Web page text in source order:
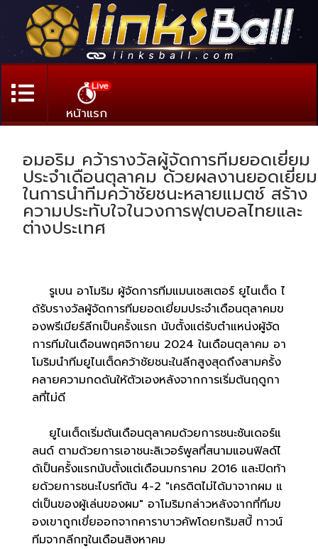
Live
หน้าแรก
อมอริม คว้ารางวัลผู้จัดการทีมยอดเยี่ยม
ประจำเดือนตุลาคม ด้วยผลงานยอดเยี่ยม
ในการนำทีมคว้าชัยชนะหลายแมตช์ สร้าง
ความประทับใจในวงการฟุตบอลไทยและ
ต่างประเทศ
รูเบน อาโมริม ผู้จัดการทีมแมนเชสเตอร์ ยูไนเต็ด ไ
ด้รับรางวัลผู้จัดการทีมยอดเยี่ยมประจำเดือนตุลาคมข
องพรีเมียร์ลีกเป็นครั้งแรก นับตั้งแต่รับตำแหน่งผู้จัด
การทีมในเดือนพฤศจิกายน 2024 ในเดือนตุลาคม อา
โมริมนำทีมยูไนเต็ดคว้าชัยชนะในลีกสูงสุดถึงสามครั้ง
คลายความกดดันให้ตัวเองหลังจากการเริ่มต้นฤดูกา
ลที่ไม่ดี
ยูไนเต็ดเริ่มต้นเดือนตุลาคมด้วยการชนะซันเดอร์แ
ลนด์ ตามด้วยการเอาชนะลิเวอร์พูลที่สนามแอนฟิลด์ไ
ด้เป็นครั้งแรกนับตั้งแต่เดือนมกราคม 2016 และปิดท้า
ยด้วยการชนะไบรท์ตัน 4-2 "เครดิตไม่ได้มาจากผม แ
ต่เป็นของผู้เล่นของผม" อาโมริมกล่าวหลังจากที่ทีมข
องเขาถูกเขี่ยออกจากคาราบาวคัพโดยกริมสบี้ ทาวน์
ทีมจากลีกทูในเดือนสิงหาคม